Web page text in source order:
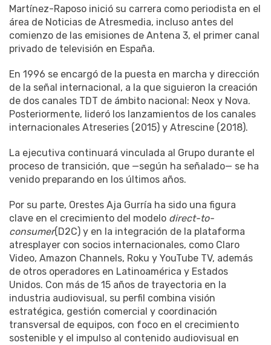
Martínez-Raposo inició su carrera como periodista en el
área de Noticias de Atresmedia, incluso antes del
comienzo de las emisiones de Antena 3, el primer canal
privado de televisión en España.
En 1996 se encargó de la puesta en marcha y dirección
de la señal internacional, a la que siguieron la creación
de dos canales TDT de ámbito nacional: Neox y Nova.
Posteriormente, lideró los lanzamientos de los canales
internacionales Atreseries (2015) y Atrescine (2018).
La ejecutiva continuará vinculada al Grupo durante el
proceso de transición, que —según ha señalado— se ha
venido preparando en los últimos años.
Por su parte, Orestes Aja Gurría ha sido una figura
clave en el crecimiento del modelo direct-to-
consumer(D2C) y en la integración de la plataforma
atresplayer con socios internacionales, como Claro
Video, Amazon Channels, Roku y YouTube TV, además
de otros operadores en Latinoamérica y Estados
Unidos. Con más de 15 años de trayectoria en la
industria audiovisual, su perfil combina visión
estratégica, gestión comercial y coordinación
transversal de equipos, con foco en el crecimiento
sostenible y el impulso al contenido audiovisual en